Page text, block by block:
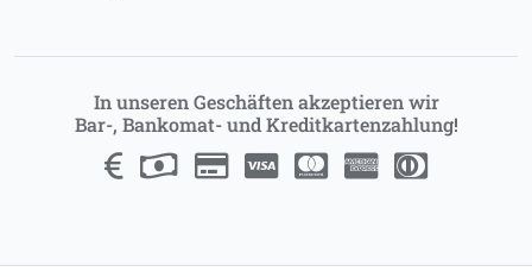
In unseren Geschäften akzeptieren wir
Bar-, Bankomat- und Kreditkartenzahlung!